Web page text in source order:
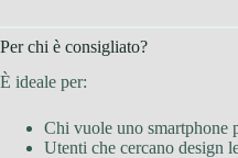
Per chi è consigliato?
È ideale per:
Chi vuole uno smartphone
Utenti che cercano design